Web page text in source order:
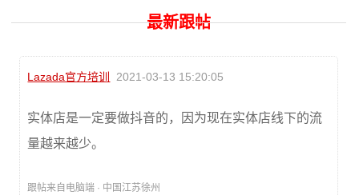
最新跟帖
Lazada官方培训 2021-03-13 15:20:05
实体店是一定要做抖音的，因为现在实体店线下的流
量越来越少。
跟帖来自电脑端 · 中国江苏徐州